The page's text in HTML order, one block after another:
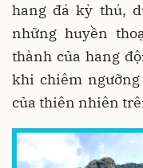
hang đá kỳ thú,
những huyền
thành của hang
khi chiêm
của thiên nhiên